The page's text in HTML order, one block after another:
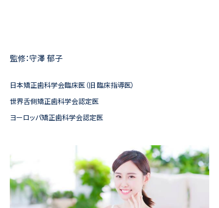
監修：守澤 郁子
日本矯正歯科学会臨床医（旧 臨床指導医）
世界舌側矯正歯科学会認定医
ヨーロッパ矯正歯科学会認定医